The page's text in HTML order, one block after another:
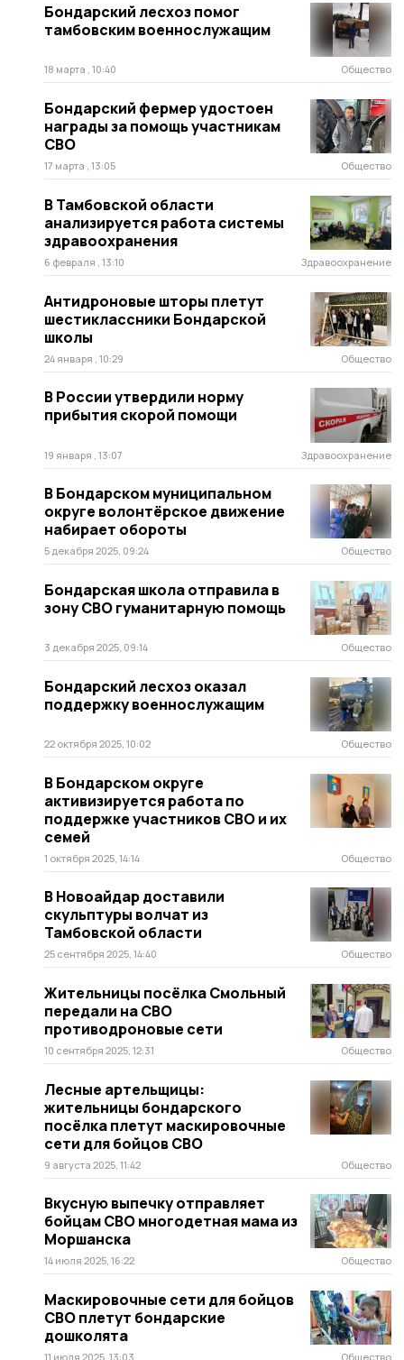
Бондарский лесхоз помог
тамбовским военнослужащим
18 марта , 10:40 Общество
Бондарский фермер удостоен
награды за помощь участникам
СВО
17 марта , 13:05 Общество
В Тамбовской области
анализируется работа системы
здравоохранения
6 февраля , 13:10 Здравоохранение
Антидроновые шторы плетут
шестиклассники Бондарской
школы
24 января , 10:29 Общество
В России утвердили норму
прибытия скорой помощи
19 января , 13:07 Здравоохранение
В Бондарском муниципальном
округе волонтёрское движение
набирает обороты
5 декабря 2025, 09:24 Общество
Бондарская школа отправила в
зону СВО гуманитарную помощь
3 декабря 2025, 09:14 Общество
Бондарский лесхоз оказал
поддержку военнослужащим
22 октября 2025, 10:02 Общество
В Бондарском округе
активизируется работа по
поддержке участников СВО и их
семей
1 октября 2025, 14:14 Общество
В Новоайдар доставили
скульптуры волчат из
Тамбовской области
25 сентября 2025, 14:40 Общество
Жительницы посёлка Смольный
передали на СВО
противодроновые сети
10 сентября 2025, 12:31 Общество
Лесные артельщицы:
жительницы бондарского
посёлка плетут маскировочные
сети для бойцов СВО
9 августа 2025, 11:42 Общество
Вкусную выпечку отправляет
бойцам СВО многодетная мама из
Моршанска
14 июля 2025, 16:22 Общество
Маскировочные сети для бойцов
СВО плетут бондарские
дошколята
11 июля 2025, 13:03 Общество